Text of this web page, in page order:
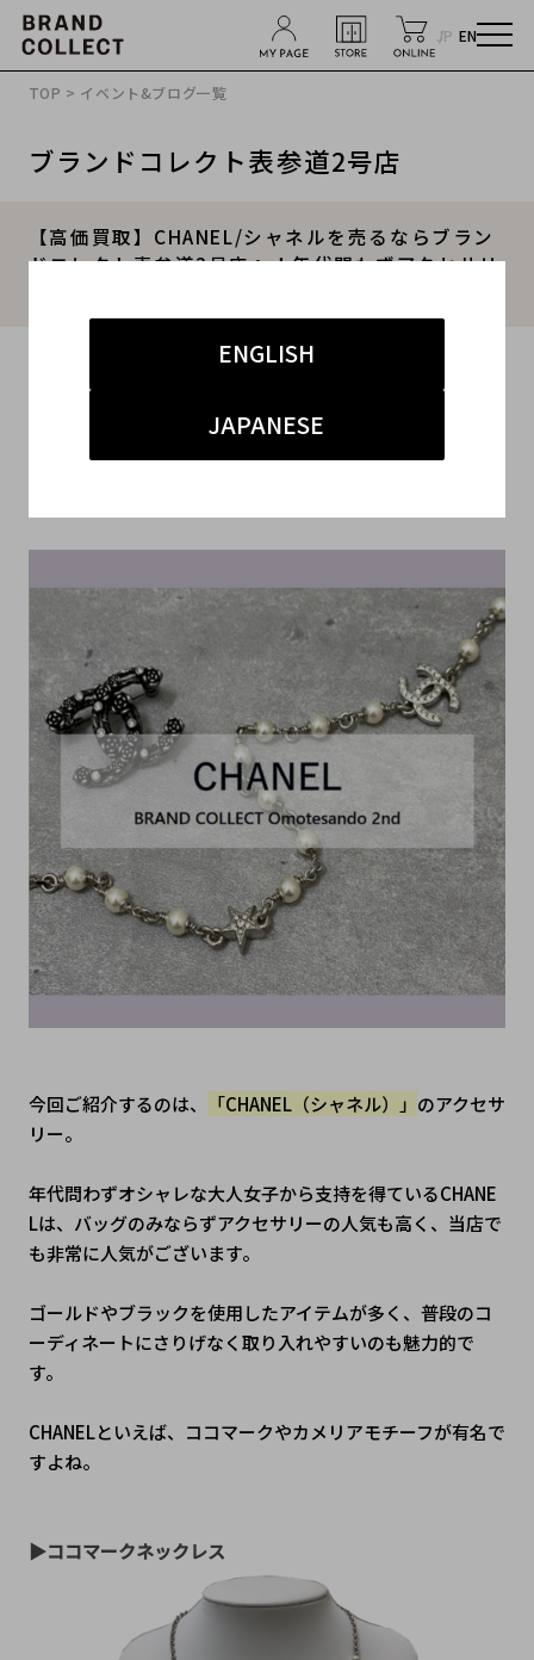
JP EN
ENGLISH
JAPANESE
TOP > イベント&ブログ一覧
ブランドコレクト表参道2号店
【高価買取】CHANEL/シャネルを売るならブラン
ドコレクト表参道2号店へ！年代問わずアクセサリ
#表参道2号店 ハイブランド
今回ご紹介するのは、 「CHANEL（シャネル）」 のアクセサ
リー。
年代問わずオシャレな大人女子から支持を得ているCHANE
Lは、バッグのみならずアクセサリーの人気も高く、当店で
も非常に人気がございます。
ゴールドやブラックを使用したアイテムが多く、普段のコ
ーディネートにさりげなく取り入れやすいのも魅力的で
す。
CHANELといえば、ココマークやカメリアモチーフが有名で
すよね。
▶ココマークネックレス